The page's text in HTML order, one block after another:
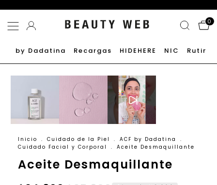
0
by Dadatina Recargas HIDEHERE NIC
Inicio . Cuidado de la Piel . ACF by Dadatina
.
Cuidado Facial y Corporal
. Aceite Desmaquillante
Aceite Desmaquillante